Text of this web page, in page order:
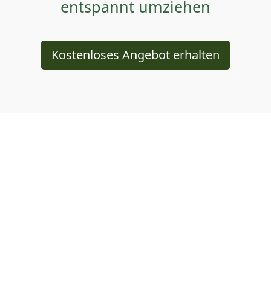
entspannt umziehen
Kostenloses Angebot erhalten